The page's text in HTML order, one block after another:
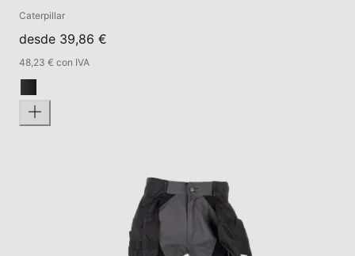
Caterpillar
desde 39,86 €
48,23 € con IVA